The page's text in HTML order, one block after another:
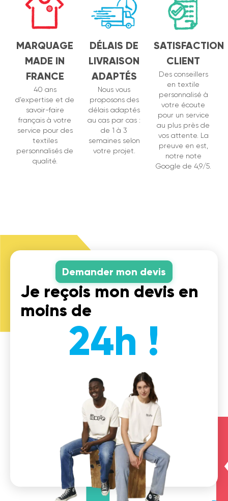
MARQUAGE
MADE IN
FRANCE
40 ans
d’expertise et de
savoir-faire
français à votre
service pour des
textiles
personnalisés de
qualité.
DÉLAIS DE
LIVRAISON
ADAPTÉS
Nous vous
proposons des
délais adaptés
au cas par cas :
de 1 à 3
semaines selon
votre projet.
SATISFACTION
CLIENT
Des conseillers
en textile
personnalisé à
votre écoute
pour un service
au plus près de
vos attente. La
preuve en est,
notre note
Google de 4,9/5.
Demander mon devis
24h !
Je reçois mon devis en
moins de